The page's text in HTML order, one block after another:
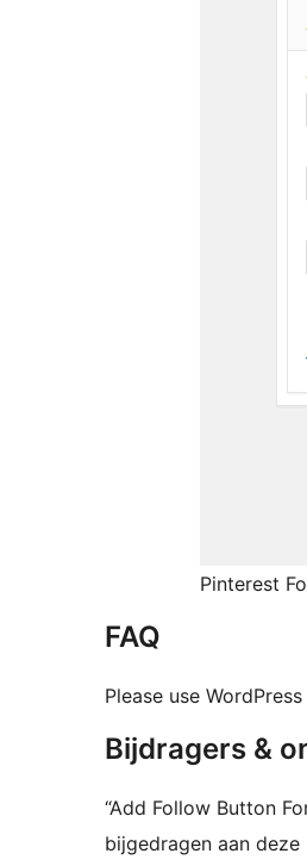
Pinterest
FAQ
Please use WordPress
Bijdragers &
“Add Follow Button
bijgedragen aan deze